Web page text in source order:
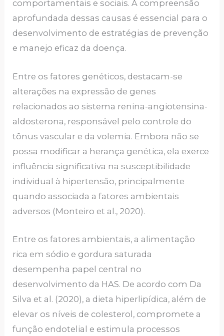
comportamentais e sociais. A compreensão
aprofundada dessas causas é essencial para o
desenvolvimento de estratégias de prevenção
e manejo eficaz da doença.
Entre os fatores genéticos, destacam-se
alterações na expressão de genes
relacionados ao sistema renina-angiotensina-
aldosterona, responsável pelo controle do
tônus vascular e da volemia. Embora não se
possa modificar a herança genética, ela exerce
influência significativa na susceptibilidade
individual à hipertensão, principalmente
quando associada a fatores ambientais
adversos (Monteiro et al., 2020).
Entre os fatores ambientais, a alimentação
rica em sódio e gordura saturada
desempenha papel central no
desenvolvimento da HAS. De acordo com Da
Silva et al. (2020), a dieta hiperlipídica, além de
elevar os níveis de colesterol, compromete a
função endotelial e estimula processos